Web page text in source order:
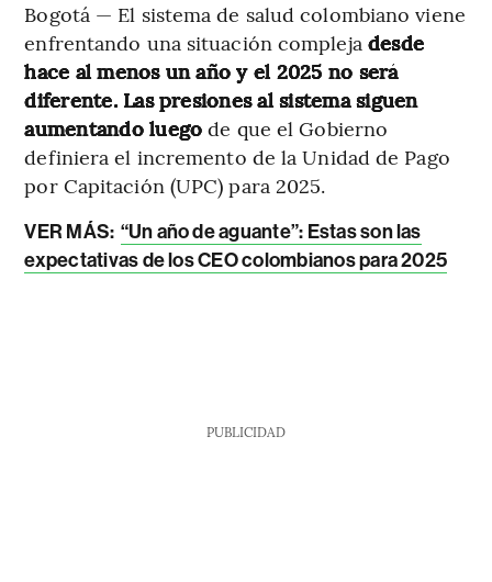
Bogotá — El sistema de salud colombiano viene
enfrentando una situación compleja desde
hace al menos un año y el 2025 no será
diferente. Las presiones al sistema siguen
aumentando luego de que el Gobierno
definiera el incremento de la Unidad de Pago
por Capitación (UPC) para 2025.
VER MÁS: “Un año de aguante”: Estas son las
expectativas de los CEO colombianos para 2025
PUBLICIDAD